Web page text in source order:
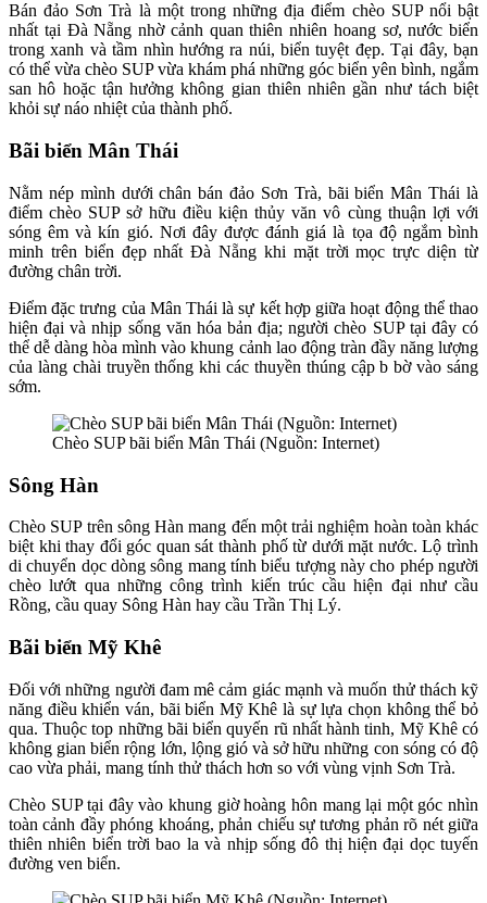
Bán đảo Sơn Trà là một trong những địa điểm chèo SUP nổi bật
nhất tại Đà Nẵng nhờ cảnh quan thiên nhiên hoang sơ, nước biển
trong xanh và tầm nhìn hướng ra núi, biển tuyệt đẹp. Tại đây, bạn
có thể vừa chèo SUP vừa khám phá những góc biển yên bình, ngắm
san hô hoặc tận hưởng không gian thiên nhiên gần như tách biệt
khỏi sự náo nhiệt của thành phố.
Bãi biển Mân Thái
Nằm nép mình dưới chân bán đảo Sơn Trà, bãi biển Mân Thái là
điểm chèo SUP sở hữu điều kiện thủy văn vô cùng thuận lợi với
sóng êm và kín gió. Nơi đây được đánh giá là tọa độ ngắm bình
minh trên biển đẹp nhất Đà Nẵng khi mặt trời mọc trực diện từ
đường chân trời.
Điểm đặc trưng của Mân Thái là sự kết hợp giữa hoạt động thể thao
hiện đại và nhịp sống văn hóa bản địa; người chèo SUP tại đây có
thể dễ dàng hòa mình vào khung cảnh lao động tràn đầy năng lượng
của làng chài truyền thống khi các thuyền thúng cập b bờ vào sáng
sớm.
Chèo SUP bãi biển Mân Thái (Nguồn: Internet)
Sông Hàn
Chèo SUP trên sông Hàn mang đến một trải nghiệm hoàn toàn khác
biệt khi thay đổi góc quan sát thành phố từ dưới mặt nước. Lộ trình
di chuyển dọc dòng sông mang tính biểu tượng này cho phép người
chèo lướt qua những công trình kiến trúc cầu hiện đại như cầu
Rồng, cầu quay Sông Hàn hay cầu Trần Thị Lý.
Bãi biển Mỹ Khê
Đối với những người đam mê cảm giác mạnh và muốn thử thách kỹ
năng điều khiển ván, bãi biển Mỹ Khê là sự lựa chọn không thể bỏ
qua. Thuộc top những bãi biển quyến rũ nhất hành tinh, Mỹ Khê có
không gian biển rộng lớn, lộng gió và sở hữu những con sóng có độ
cao vừa phải, mang tính thử thách hơn so với vùng vịnh Sơn Trà.
Chèo SUP tại đây vào khung giờ hoàng hôn mang lại một góc nhìn
toàn cảnh đầy phóng khoáng, phản chiếu sự tương phản rõ nét giữa
thiên nhiên biển trời bao la và nhịp sống đô thị hiện đại dọc tuyến
đường ven biển.